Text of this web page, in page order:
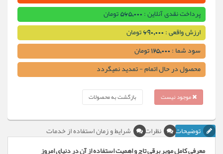
پرداخت نقدی آنلاین : 565,000 تومان
ارزش واقعی : 690,000 تومان
سود شما : 125,000 تومان
محصول در حال اتمام - تمدید نمیگردد
موجود نیست بازگشت به محصولات
توضیحات نظرات شرایط و زمان استفاده از خدمات
معرفی کامل موبر برقی تاچ و اهمیت استفاده از آن در دنیای امروز